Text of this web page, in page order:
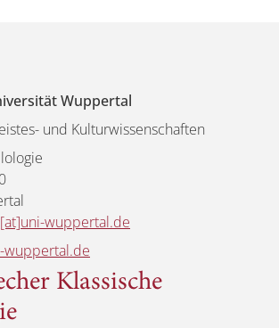
Wuppertal
und Kulturwissenschaften
wuppertal.de
wuppertal.de
Klassische